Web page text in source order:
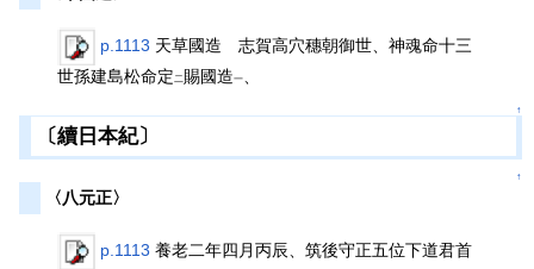
p.1113 天草國造 志賀高穴穗朝御世、神魂命十三
世孫建島松命定 二 賜國造一
↑
〔續日本紀〕
↑
〈八元正〉
p.1113 養老二年四月丙辰、筑後守正五位下道君首